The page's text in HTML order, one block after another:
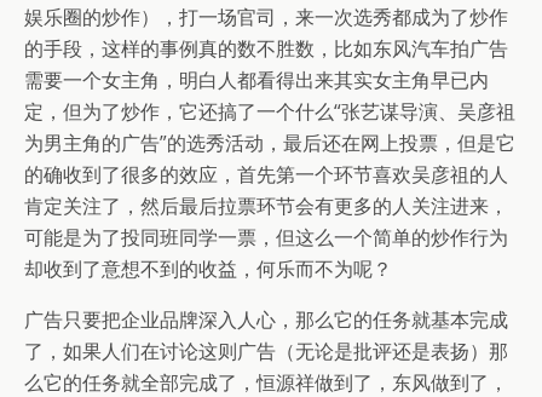
娱乐圈的炒作），打一场官司，来一次选秀都成为了炒作
的手段，这样的事例真的数不胜数，比如东风汽车拍广告
需要一个女主角，明白人都看得出来其实女主角早已内
定，但为了炒作，它还搞了一个什么“张艺谋导演、吴彦祖
为男主角的广告”的选秀活动，最后还在网上投票，但是它
的确收到了很多的效应，首先第一个环节喜欢吴彦祖的人
肯定关注了，然后最后拉票环节会有更多的人关注进来，
可能是为了投同班同学一票，但这么一个简单的炒作行为
却收到了意想不到的收益，何乐而不为呢？
广告只要把企业品牌深入人心，那么它的任务就基本完成
了，如果人们在讨论这则广告（无论是批评还是表扬）那
么它的任务就全部完成了，恒源祥做到了，东风做到了，